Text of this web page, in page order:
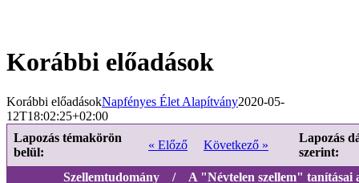
Korábbi előadások
Korábbi előadásokNapfényes Élet Alapítvány2020-05-
12T18:02:25+02:00
Lapozás témakörön
belül:
« Előző Következő »
Lapozás
szerint:
Szellemtudomány / A "Névtelen szellem" tanításai